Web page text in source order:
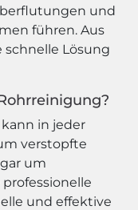
und
führen. Aus
schnelle Lösung
in jeder
verstopfte
um
und effektive